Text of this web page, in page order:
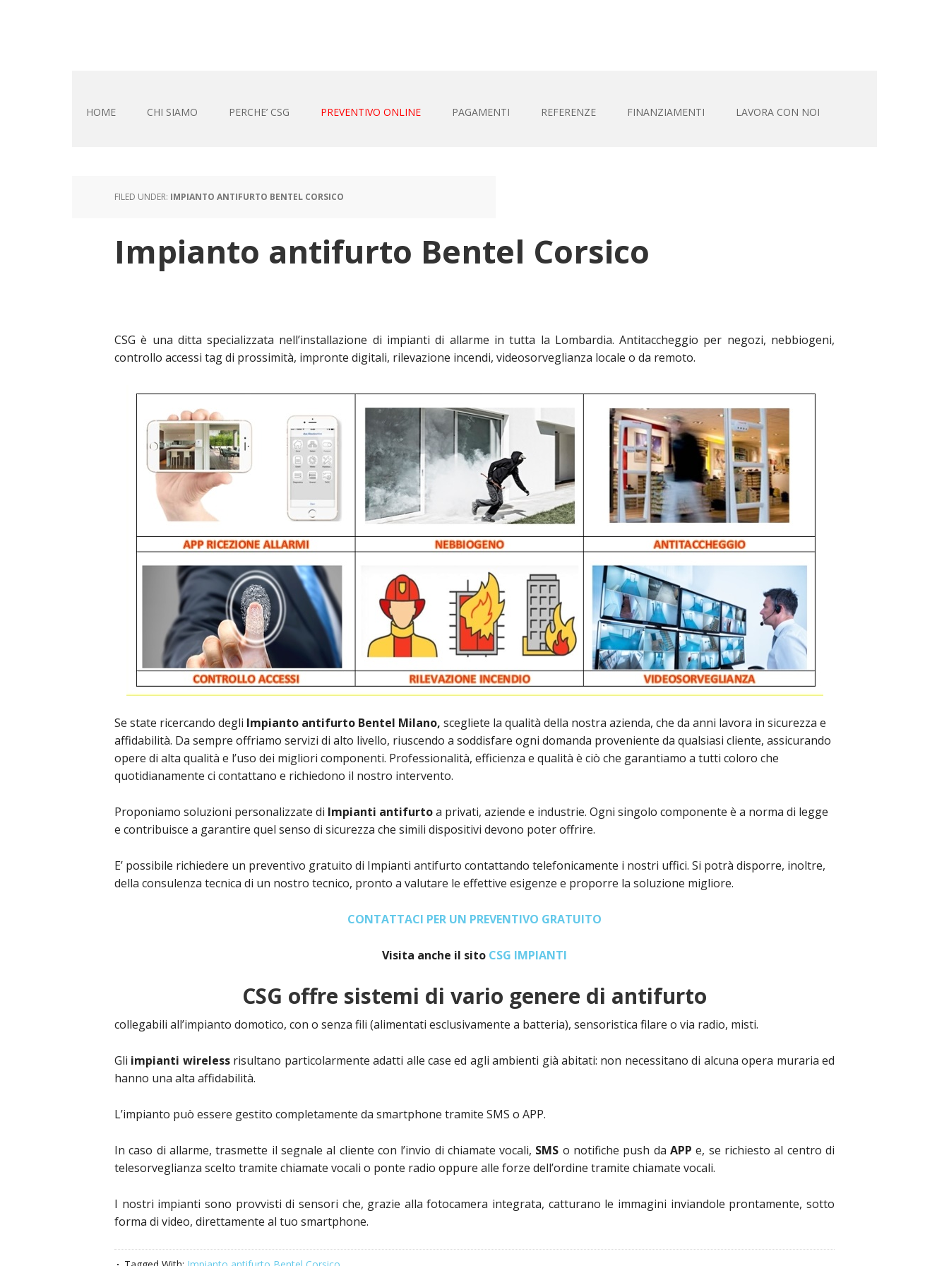
HOME CHI SIAMO PERCHE’ CSG PREVENTIVO ONLINE PAGAMENTI REFERENZE FINANZIAMENTI LAVORA CON NOI
FILED UNDER: IMPIANTO ANTIFURTO BENTEL CORSICO
Impianto antifurto Bentel Corsico
CSG è una ditta specializzata nell’installazione di impianti di allarme in tutta la Lombardia. Antitaccheggio per negozi, nebbiogeni,
controllo accessi tag di prossimità, impronte digitali, rilevazione incendi, videosorveglianza locale o da remoto.
Se state ricercando degli Impianto antifurto Bentel Milano, scegliete la qualità della nostra azienda, che da anni lavora in sicurezza e
affidabilità. Da sempre offriamo servizi di alto livello, riuscendo a soddisfare ogni domanda proveniente da qualsiasi cliente, assicurando
opere di alta qualità e l’uso dei migliori componenti. Professionalità, efficienza e qualità è ciò che garantiamo a tutti coloro che
quotidianamente ci contattano e richiedono il nostro intervento.
Proponiamo soluzioni personalizzate di Impianti antifurtoa privati, aziende e industrie. Ogni singolo componente è a norma di legge
e contribuisce a garantire quel senso di sicurezza che simili dispositivi devono poter offrire.
E’ possibile richiedere un preventivo gratuito di Impianti antifurto contattando telefonicamente i nostri uffici. Si potrà disporre, inoltre,
della consulenza tecnica di un nostro tecnico, pronto a valutare le effettive esigenze e proporre la soluzione migliore.
CONTATTACI PER UN PREVENTIVO GRATUITO
Visita anche il sito CSG IMPIANTI
CSG offre sistemi di vario genere di antifurto
collegabili all’impianto domotico, con o senza fili (alimentati esclusivamente a batteria), sensoristica filare o via radio, misti.
Gli impianti wirelessrisultano particolarmente adatti alle case ed agli ambienti già abitati: non necessitano di alcuna opera muraria ed
hanno una alta affidabilità.
L’impianto può essere gestito completamente da smartphone tramite SMS o APP.
In caso di allarme, trasmette il segnale al cliente con l’invio di chiamate vocali, SMS o notifiche push daAPP e, se richiesto al centro di
telesorveglianza scelto tramite chiamate vocali o ponte radio oppure alle forze dell’ordine tramite chiamate vocali.
I nostri impianti sono provvisti di sensori che, grazie alla fotocamera integrata, catturano le immagini inviandole prontamente, sotto
forma di video, direttamente al tuo smartphone.